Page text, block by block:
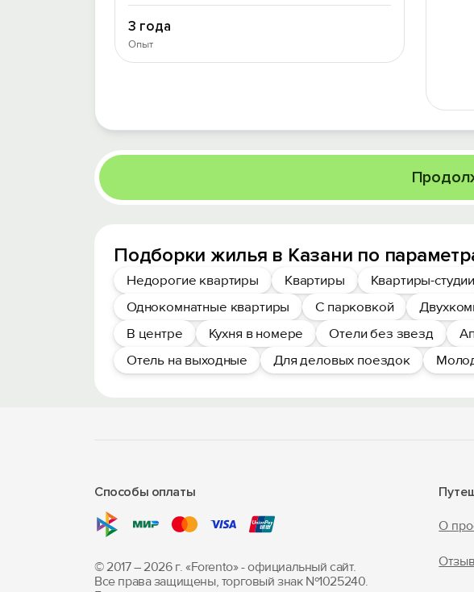
3 года
Опыт
Подборки жилья в Казани по
Недорогие квартиры Квартиры Квартиры-студии
Однокомнатные квартиры
С парковкой
В центре
Кухня в номере Отели без звезд
Отель на выходные
Для деловых поездок
О
Способы оплаты
© 2017 – 2026 г. «Forento» - официальный сайт.
Все права защищены, торговый знак Nº1025240.